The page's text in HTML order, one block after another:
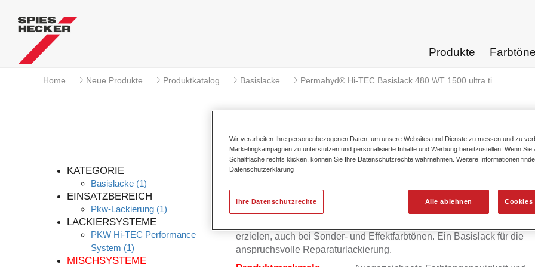
Produkte Farbtöne
Home Neue Produkte Produktkatalog Basislacke Permahyd® Hi-TEC Basislack 480 WT 1500 ultra ti...
KATEGORIE
Basislacke (1)
EINSATZBEREICH
Pkw-Lackierung (1)
LACKIERSYSTEME
PKW Hi-TEC Performance
System (1)
MISCHSYSTEME
Permahyd® Hi-TEC Basislack 480
erzielen, auch bei Sonder- und Effektfarbtönen. Ein Basislack für die
anspruchsvolle Reparaturlackierung.
Wir verarbeiten Ihre personenbezogenen Daten, um unsere Websites und Dienste zu messen und zu
Marketingkampagnen zu unterstützen und personalisierte Inhalte und Werbung bereitzustellen. Wenn Sie
Schaltfläche rechts klicken, können Sie Ihre Datenschutzrechte wahrnehmen. Weitere Informationen
Datenschutzerklärung
Alle ablehnen Cookies
Ihre Datenschutzrechte